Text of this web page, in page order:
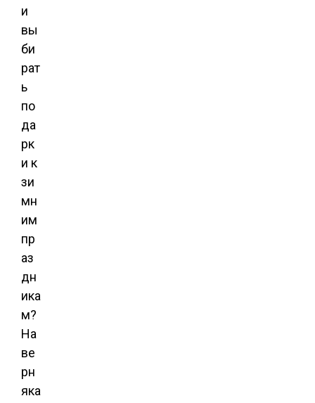
и
вы
би
рат
ь
по
да
рк
и к
зи
мн
им
пр
аз
дн
ика
м?
На
ве
рн
яка